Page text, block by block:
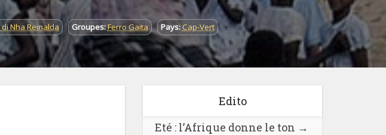
di Nha Reinalda Groupes:Ferro Gaita Pays:Cap-Vert
Edito
Eté : l’Afrique donne le ton →